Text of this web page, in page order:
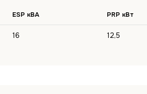
ESP кВА PRP кВт
16 12,5